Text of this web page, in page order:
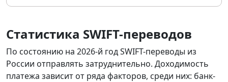
Статистика SWIFT-переводов
По состоянию на 2026-й год SWIFT-переводы из
России отправлять затруднительно. Доходимость
платежа зависит от ряда факторов, среди них: банк-